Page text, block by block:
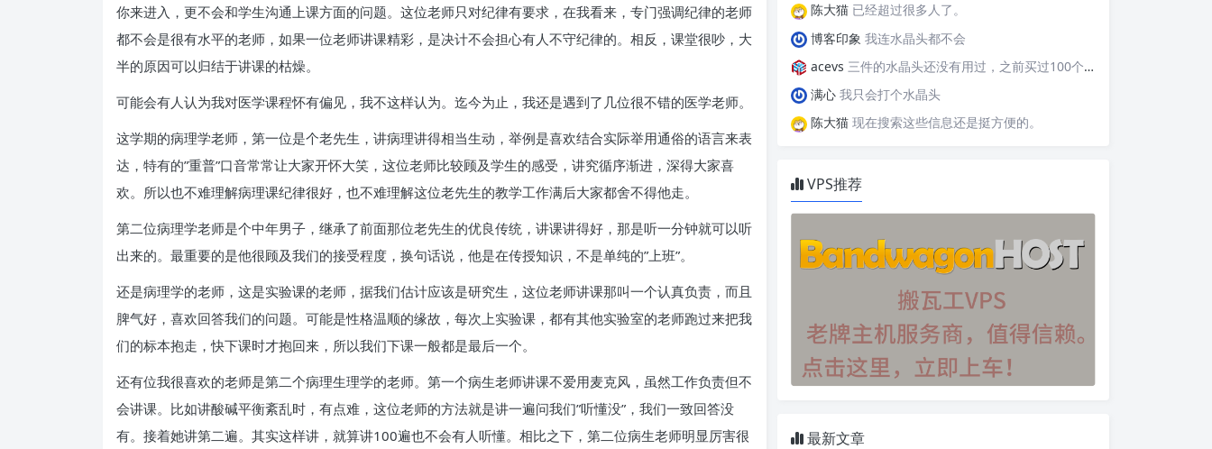
你来进入，更不会和学生沟通上课方面的问题。这位老师只对纪律有要求，在我看来，专门强调纪律的老师
都不会是很有水平的老师，如果一位老师讲课精彩，是决计不会担心有人不守纪律的。相反，课堂很吵，大
半的原因可以归结于讲课的枯燥。
可能会有人认为我对医学课程怀有偏见，我不这样认为。迄今为止，我还是遇到了几位很不错的医学老师。
这学期的病理学老师，第一位是个老先生，讲病理讲得相当生动，举例是喜欢结合实际举用通俗的语言来表
达，特有的”重普”口音常常让大家开怀大笑，这位老师比较顾及学生的感受，讲究循序渐进，深得大家喜
欢。所以也不难理解病理课纪律很好，也不难理解这位老先生的教学工作满后大家都舍不得他走。
第二位病理学老师是个中年男子，继承了前面那位老先生的优良传统，讲课讲得好，那是听一分钟就可以听
出来的。最重要的是他很顾及我们的接受程度，换句话说，他是在传授知识，不是单纯的”上班”。
还是病理学的老师，这是实验课的老师，据我们估计应该是研究生，这位老师讲课那叫一个认真负责，而且
脾气好，喜欢回答我们的问题。可能是性格温顺的缘故，每次上实验课，都有其他实验室的老师跑过来把我
们的标本抱走，快下课时才抱回来，所以我们下课一般都是最后一个。
还有位我很喜欢的老师是第二个病理生理学的老师。第一个病生老师讲课不爱用麦克风，虽然工作负责但不
会讲课。比如讲酸碱平衡紊乱时，有点难，这位老师的方法就是讲一遍问我们”听懂没”，我们一致回答没
有。接着她讲第二遍。其实这样讲，就算讲100遍也不会有人听懂。相比之下，第二位病生老师明显厉害很
陈大猫 已经超过很多人了。
博客印象 我连水晶头都不会
acevs 三件的水晶头还没有用过，之前买过100个水晶头还没有 用完。
满心 我只会打个水晶头
陈大猫 现在搜索这些信息还是挺方便的。
VPS推荐
最新文章